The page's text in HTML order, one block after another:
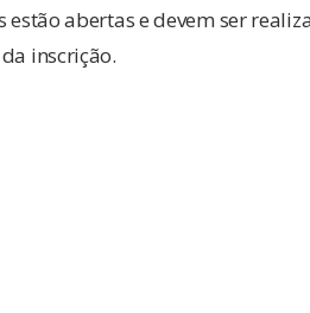
abertas e devem ser
inscrição.